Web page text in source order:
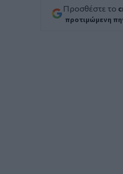
Προσθέστε το
προτιμώμενη